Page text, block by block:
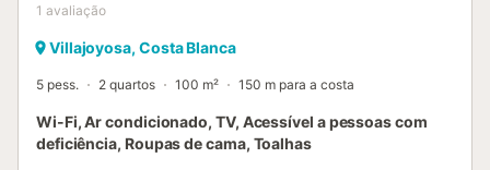
1 avaliação
Villajoyosa, Costa Blanca
5 pess. 2 quartos 100 m² 150 m para a costa
Wi-Fi, Ar condicionado, TV, Acessível a pessoas com
deficiência, Roupas de cama, Toalhas